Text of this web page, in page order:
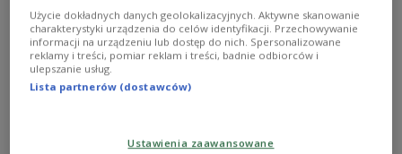
The M72 EC MK1 grenade launchers. Twitter/Polish Armaments Agency
The deal was announced by Deputy Prime Minister
and Defence MinisterMariusz Błaszczak
Użycie dokładnych danych geolokalizacyjnych. Aktywne skanowanie
charakterystyki urządzenia do celów identyfikacji. Przechowywanie
informacji na urządzeniu lub dostęp do nich. Spersonalizowane
reklamy i treści, pomiar reklam i treści, badnie odbiorców i
ulepszanie usług.
Lista partnerów (dostawców)
Ustawienia zaawansowane